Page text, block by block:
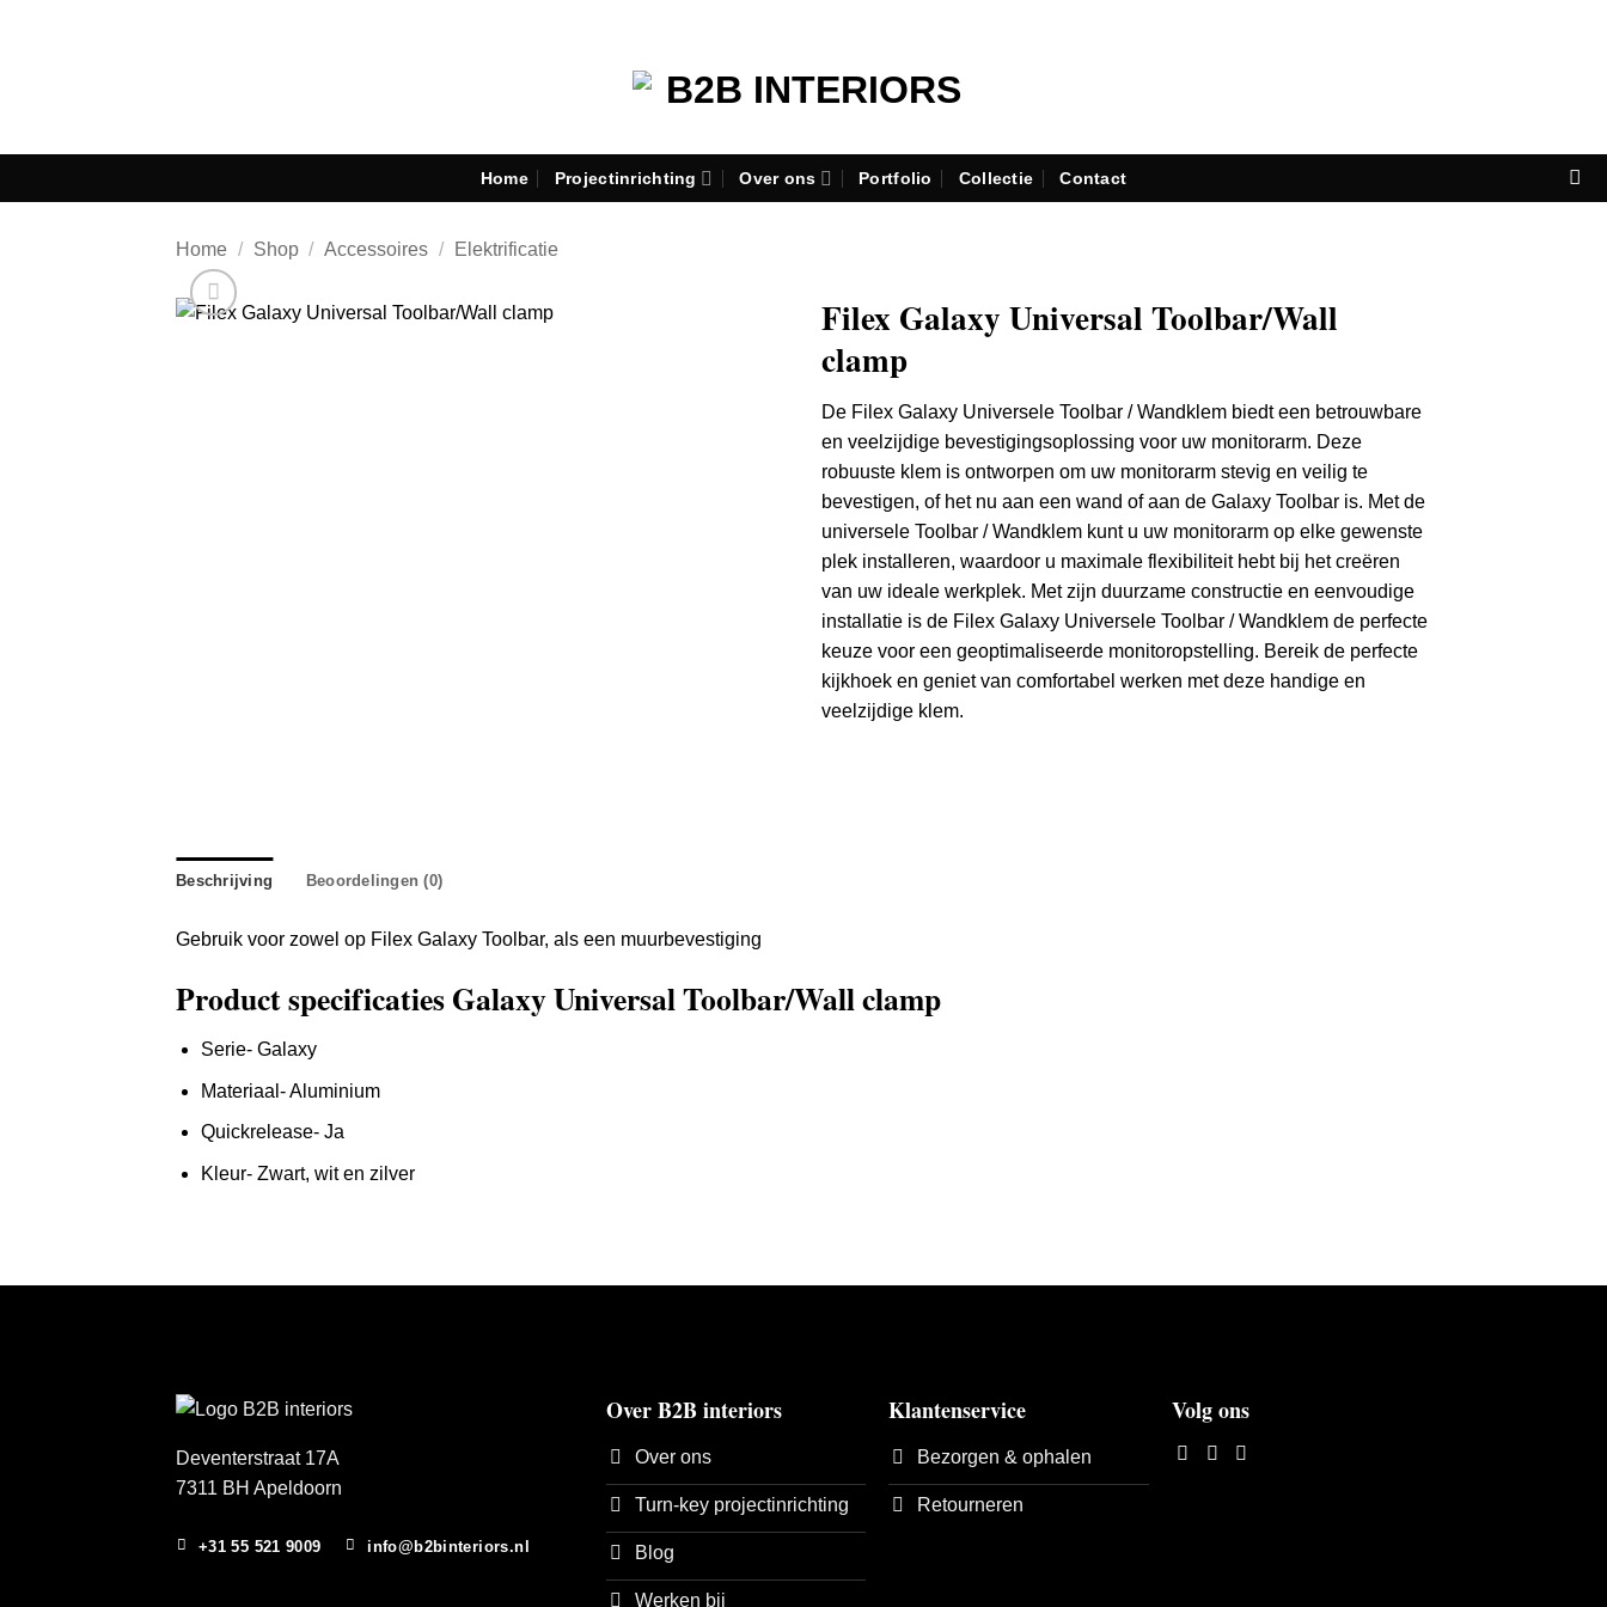
Home Projectinrichting Over ons Portfolio Collectie Contact
Home / Shop / Accessoires / Elektrificatie
Filex Galaxy Universal Toolbar/Wall
clamp
De Filex Galaxy Universele Toolbar / Wandklem biedt een betrouwbare
en veelzijdige bevestigingsoplossing voor uw monitorarm. Deze
robuuste klem is ontworpen om uw monitorarm stevig en veilig te
bevestigen, of het nu aan een wand of aan de Galaxy Toolbar is. Met de
universele Toolbar / Wandklem kunt u uw monitorarm op elke gewenste
plek installeren, waardoor u maximale flexibiliteit hebt bij het creëren
van uw ideale werkplek. Met zijn duurzame constructie en eenvoudige
installatie is de Filex Galaxy Universele Toolbar / Wandklem de perfecte
keuze voor een geoptimaliseerde monitoropstelling. Bereik de perfecte
kijkhoek en geniet van comfortabel werken met deze handige en
veelzijdige klem.
Beschrijving Beoordelingen (0)
Gebruik voor zowel op Filex Galaxy Toolbar, als een muurbevestiging
Product specificaties Galaxy Universal Toolbar/Wall clamp
Serie- Galaxy
Materiaal- Aluminium
Quickrelease- Ja
Kleur- Zwart, wit en zilver
Deventerstraat 17A
7311 BH Apeldoorn
+31 55 521 9009 info@b2binteriors.nl
Over B2B interiors
Over ons
Turn-key projectinrichting
Blog
Werken bij
Klantenservice
Bezorgen & ophalen
Retourneren
Volg ons